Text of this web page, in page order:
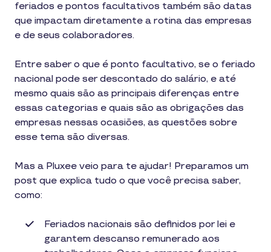
feriados e pontos facultativos também são datas
que impactam diretamente a rotina das empresas
e de seus colaboradores.
Entre saber o que é ponto facultativo, se o feriado
nacional pode ser descontado do salário, e até
mesmo quais são as principais diferenças entre
essas categorias e quais são as obrigações das
empresas nessas ocasiões, as questões sobre
esse tema são diversas.
Mas a Pluxee veio para te ajudar! Preparamos um
post que explica tudo o que você precisa saber,
como:
Feriados nacionais são definidos por lei e
garantem descanso remunerado aos